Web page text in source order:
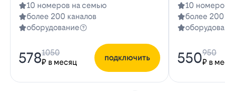
10 номеров на семью
более 200 каналов
оборудование
578₽ в месяц
1050
подключить
10
более 200
550₽ в
950